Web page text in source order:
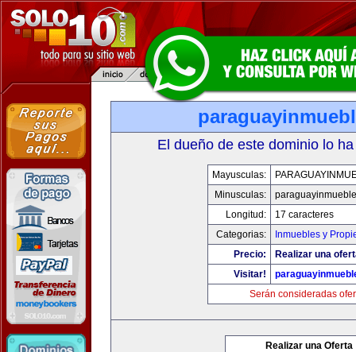
El dueño de este dominio lo
Mayusculas:
Minusculas:
Longitud:
17 caracteres
Categorias:
Inmuebles y
Precio:
Realizar una
Visitar!
Serán consideradas
Realizar una Oferta